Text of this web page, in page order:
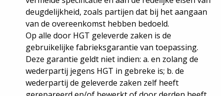
deugdelijkheid, zoals partijen dat bij het aangaan
van de overeenkomst hebben bedoeld.
Op alle door HGT geleverde zaken is de
gebruikelijke fabrieksgarantie van toepassing.
Deze garantie geldt niet indien: a. en zolang de
wederpartij jegens HGT in gebreke is; b. de
wederpartij de geleverde zaken zelf heeft